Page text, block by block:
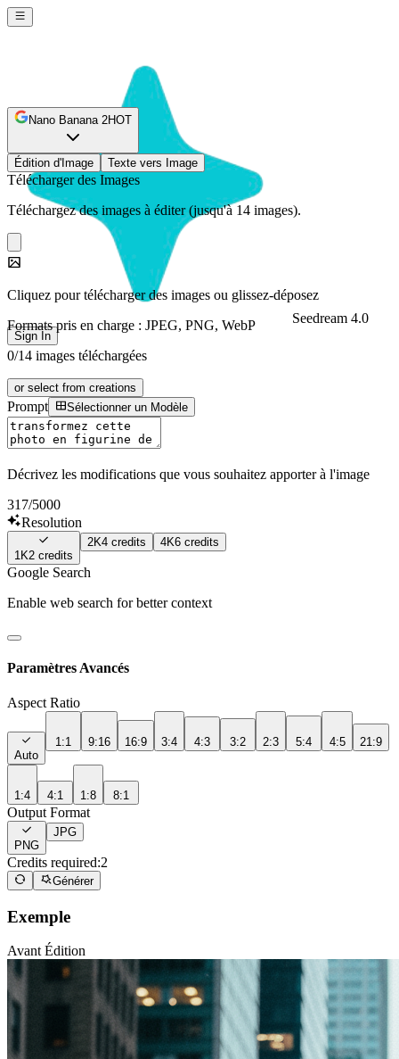
Seedream 4.0
Sign In
Nano Banana 2HOT
Édition d'Image Texte vers Image
Télécharger des Images
Téléchargez des images à éditer (jusqu'à 14 images).
Cliquez pour télécharger des images ou glissez-déposez
Formats pris en charge : JPEG, PNG, WebP
0/14 images téléchargées
or select from creations
Prompt Sélectionner un Modèle
Décrivez les modifications que vous souhaitez apporter à l'image
317/5000
Resolution
1K2 credits
2K4 credits 4K6 credits
Google Search
Enable web search for better context
Paramètres Avancés
Aspect Ratio
Auto
1:1 9:16 16:9 3:4 4:3 3:2 2:3 5:4 4:5 21:9
1:4 4:1 1:8 8:1
Output Format
PNG
JPG
Credits required:2
Générer
Exemple
Avant Édition